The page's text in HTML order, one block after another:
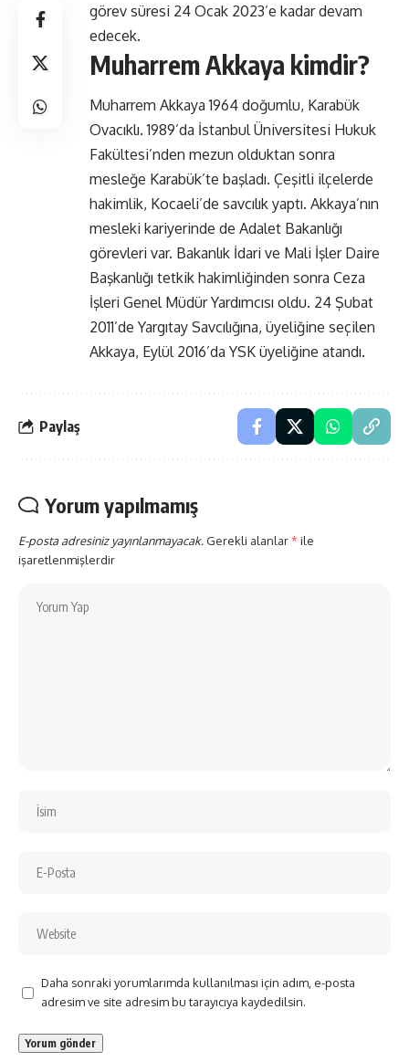
görev süresi 24 Ocak 2023’e kadar devam
edecek.
Muharrem Akkaya kimdir?
Muharrem Akkaya 1964 doğumlu, Karabük
Ovacıklı. 1989’da İstanbul Üniversitesi Hukuk
Fakültesi’nden mezun olduktan sonra
mesleğe Karabük’te başladı. Çeşitli ilçelerde
hakimlik, Kocaeli’de savcılık yaptı. Akkaya’nın
mesleki kariyerinde de Adalet Bakanlığı
görevleri var. Bakanlık İdari ve Mali İşler Daire
Başkanlığı tetkik hakimliğinden sonra Ceza
İşleri Genel Müdür Yardımcısı oldu. 24 Şubat
2011’de Yargıtay Savcılığına, üyeliğine seçilen
Akkaya, Eylül 2016’da YSK üyeliğine atandı.
Paylaş
Yorum yapılmamış
E-posta adresiniz yayınlanmayacak. Gerekli alanlar*ile
işaretlenmişlerdir
Daha sonraki yorumlarımda kullanılması için adım, e-posta
adresim ve site adresim bu tarayıcıya kaydedilsin.